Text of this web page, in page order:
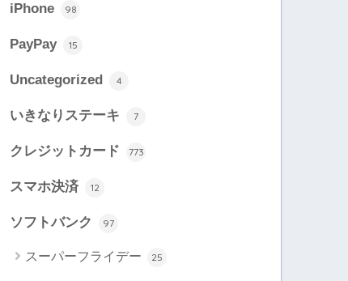
iPhone 98
PayPay 15
Uncategorized 4
いきなりステーキ 7
クレジットカード 773
スマホ決済 12
ソフトバンク 97
スーパーフライデー 25